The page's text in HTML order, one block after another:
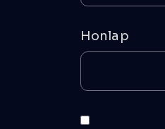
Honlap